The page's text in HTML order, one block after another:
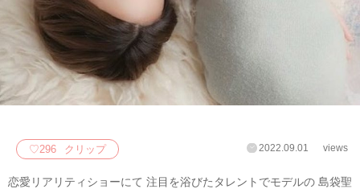
♡296 クリップ 2022.09.01 views
恋愛リアリティショーにて 注目を浴びたタレントでモデルの 島袋聖